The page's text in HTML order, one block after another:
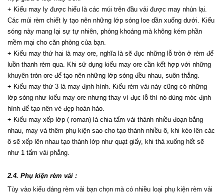
+ Kiểu may ly được hiểu là các múi trên đầu vải được may nhún lại.
Các múi rèm chiết ly tạo nên những lớp sóng loe dần xuống dưới. Kiểu
sóng này mang lại sự tự nhiên, phóng khoáng mà không kém phần
mềm mại cho căn phòng của bạn.
+ Kiểu may thứ hai là may ore, nghĩa là sẽ đục những lỗ tròn ở rèm để
luồn thanh rèm qua. Khi sử dụng kiểu may ore cần kết hợp với những
khuyên tròn ore để tạo nên những lớp sóng đều nhau, suôn thẳng.
+ Kiểu may thứ 3 là may định hình. Kiểu rèm vải này cũng có những
lớp sóng như kiểu may ore nhưng thay vì đục lỗ thì nó dùng móc định
hình để tạo nên vẻ đẹp hoàn hảo.
+ Kiểu may xếp lớp ( roman) là chia tấm vải thành nhiều đoạn bằng
nhau, may và thêm phụ kiện sao cho tạo thành nhiều ô, khi kéo lên các
ô sẽ xếp lên nhau tạo thành lớp như quạt giấy, khi thả xuống hết sẽ
như 1 tấm vải phẳng.
2.4. Phụ kiện rèm vải :
Tùy vào kiểu dáng rèm vải bạn chọn mà có nhiều loại phụ kiện rèm vải